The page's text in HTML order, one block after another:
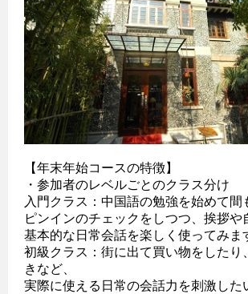
【年末年始コースの特徴】
・参加者のレベルごとのクラス分け
入門クラス：中国語の勉強を始めて間
ピンインのチェックをしつつ、挨拶や
基本的な日常会話を楽しく使ってみま
初級クラス：街に出て買い物をしたり
きなど、
実際に使える日常の会話力を刺激した